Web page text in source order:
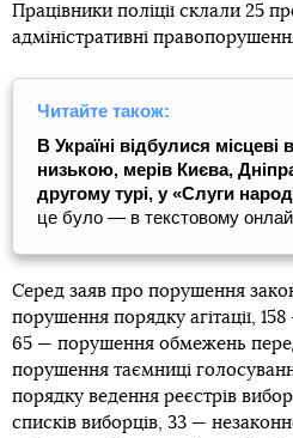
Працівники поліції склали 25
адміністративні
Читайте також:
В Україні відбулися
низькою, мерів Києва,
другому турі, у «Слуги
це було — в текстовому
Серед заяв про порушення
порушення порядку агітації, 158
65 — порушення обмежень
порушення таємниці
порядку ведення реєстрів
списків виборців, 33 —